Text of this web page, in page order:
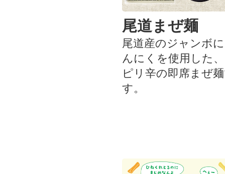
尾道まぜ麺
尾道産のジャンボに
んにくを使用した、
ピリ辛の即席まぜ
す。